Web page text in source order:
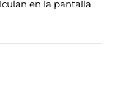
en la pantalla